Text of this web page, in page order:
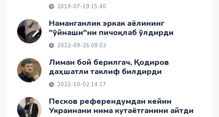
2019-07-19 15:40
Наманганлик эркак аёлининг
"ўйнаши"ни пичоқлаб ўлдирди
2022-09-26 09:03
Лиман бой берилгач, Қодиров
даҳшатли таклиф билдирди
2022-10-02 14:17
Песков референдумдан кейин
Украинани нима кутаётганини айтди